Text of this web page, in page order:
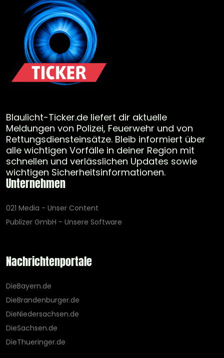
Blaulicht-Ticker.de liefert dir aktuelle
Meldungen von Polizei, Feuerwehr und von
Rettungsdiensteinsätze. Bleib informiert über
alle wichtigen Vorfälle in deiner Region mit
schnellen und verlässlichen Updates sowie
wichtigen Sicherheitsinformationen.
Unternehmen
021 Media - Unser Content
Publizer GmbH - Unsere Software
Nachrichtenportale
DieBayern.de
DieBrandenburger.de
DieNiedersachsen.de
DieSachsen.de
DieThueringer.de